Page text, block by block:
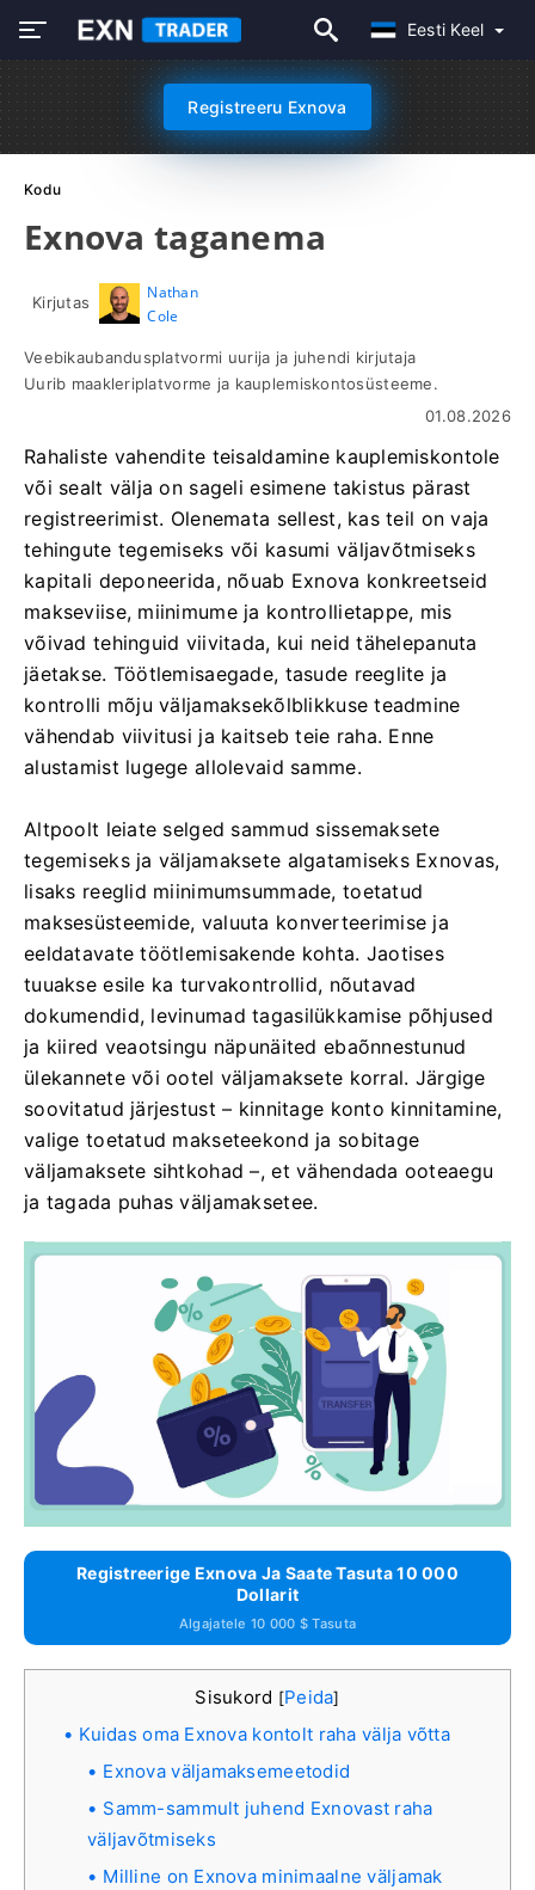
Eesti Keel
Registreeru Exnova
Kodu
Exnova taganema
Kirjutas
Nathan
Cole
Veebikaubandusplatvormi uurija ja juhendi kirjutaja
Uurib maakleriplatvorme ja kauplemiskontosüsteeme.
01.08.2026
Rahaliste vahendite teisaldamine kauplemiskontole
või sealt välja on sageli esimene takistus pärast
registreerimist. Olenemata sellest, kas teil on vaja
tehingute tegemiseks või kasumi väljavõtmiseks
kapitali deponeerida, nõuab Exnova konkreetseid
makseviise, miinimume ja kontrollietappe, mis
võivad tehinguid viivitada, kui neid tähelepanuta
jäetakse. Töötlemisaegade, tasude reeglite ja
kontrolli mõju väljamaksekõlblikkuse teadmine
vähendab viivitusi ja kaitseb teie raha. Enne
alustamist lugege allolevaid samme.
Altpoolt leiate selged sammud sissemaksete
tegemiseks ja väljamaksete algatamiseks Exnovas,
lisaks reeglid miinimumsummade, toetatud
maksesüsteemide, valuuta konverteerimise ja
eeldatavate töötlemisakende kohta. Jaotises
tuuakse esile ka turvakontrollid, nõutavad
dokumendid, levinumad tagasilükkamise põhjused
ja kiired veaotsingu näpunäited ebaõnnestunud
ülekannete või ootel väljamaksete korral. Järgige
soovitatud järjestust – kinnitage konto kinnitamine,
valige toetatud makseteekond ja sobitage
väljamaksete sihtkohad –, et vähendada ooteaegu
ja tagada puhas väljamaksetee.
Registreerige Exnova Ja Saate Tasuta 10 000
Dollarit
Algajatele 10 000 $ Tasuta
Sisukord [Peida]
Kuidas oma Exnova kontolt raha välja võtta
Exnova väljamaksemeetodid
Samm-sammult juhend Exnovast raha
väljavõtmiseks
Milline on Exnova minimaalne väljamak